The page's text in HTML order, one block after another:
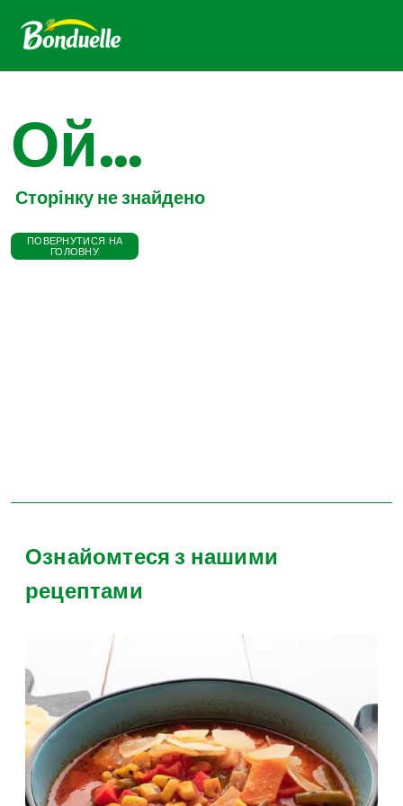
Ой...
Сторінку не знайдено
ПОВЕРНУТИСЯ НА
ГОЛОВНУ
Ознайомтеся з нашими
рецептами